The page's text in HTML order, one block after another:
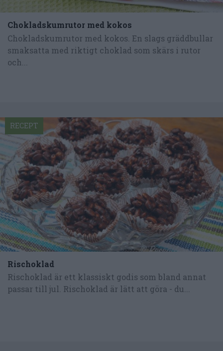
Chokladskumrutor med kokos
Chokladskumrutor med kokos. En slags gräddbullar
smaksatta med riktigt choklad som skärs i rutor
och...
Rischoklad
Rischoklad är ett klassiskt godis som bland annat
passar till jul. Rischoklad är lätt att göra - du...
RECEPT